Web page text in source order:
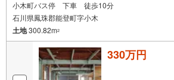
小木町バス停 下車 徒歩10分
石川県鳳珠郡能登町字小木
土地300.82m2
330万円